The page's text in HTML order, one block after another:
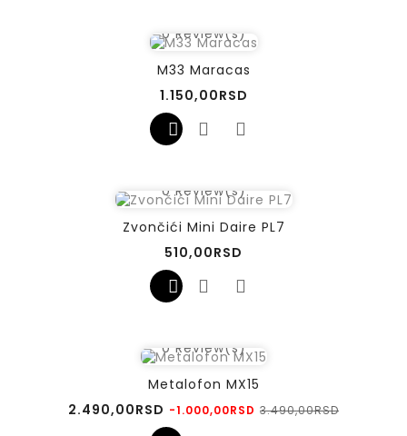
0 Review(s)
M33 Maracas
1.150,00RSD
0 Review(s)
Zvončići Mini Daire PL7
510,00RSD
0 Review(s)
Metalofon MX15
2.490,00RSD Regularna
cena
-1.000,00RSD 3.490,00RSDCena